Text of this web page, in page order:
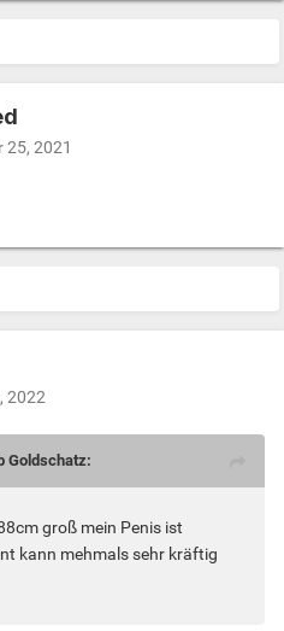
25, 2021
2022
Goldschatz:
groß mein Penis ist
kann mehmals sehr kräftig